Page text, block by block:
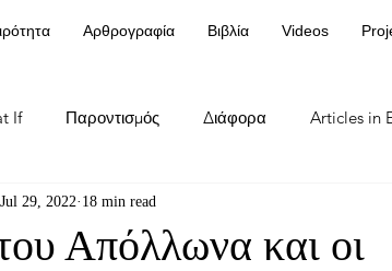
Αρθρογραφία Βιβλία Videos
If Παροντισμός Διάφορα Articles in
Απόλλωνα και οι
Jul 29, 2022 18 min read